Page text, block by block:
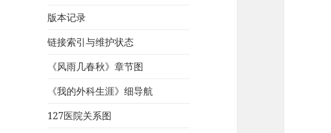
版本记录
链接索引与维护状态
《风雨几春秋》章节图
《我的外科生涯》细导航
127医院关系图